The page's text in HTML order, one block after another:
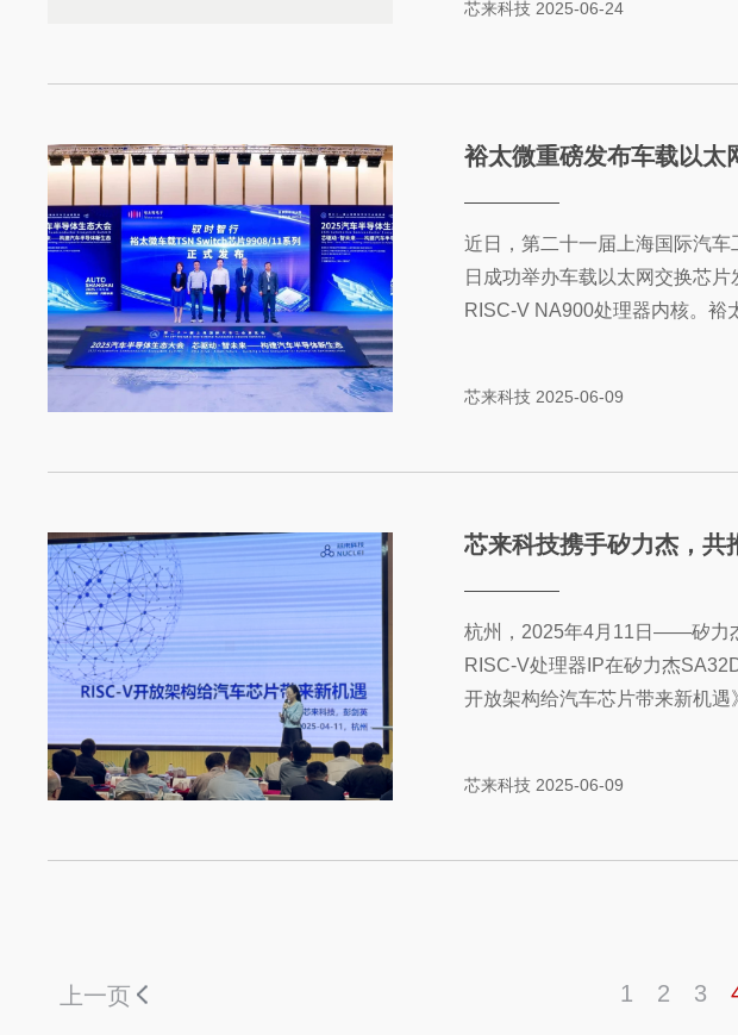
芯来科技 2025-06-24
裕太微重磅发布车载以太
近日，第二十一届上海国际汽
日成功举办车载以太网交换芯
RISC-V NA900处理器内核。裕
芯来科技 2025-06-09
芯来科技携手矽力杰，共
杭州，2025年4月11日——矽力
RISC-V处理器IP在矽力杰
开放架构给汽车芯片带来新机遇
芯来科技 2025-06-09
上一页 1 2 3